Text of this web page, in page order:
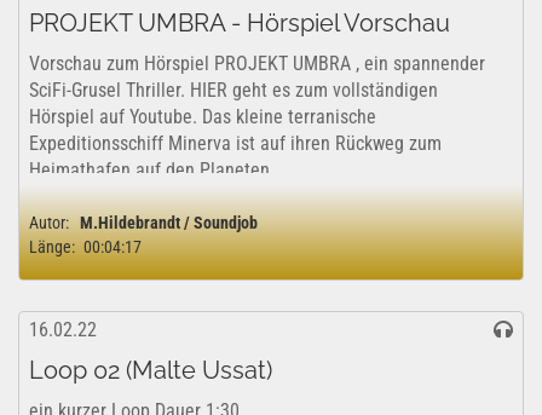
PROJEKT UMBRA - Hörspiel Vorschau
Vorschau zum Hörspiel PROJEKT UMBRA , ein spannender
SciFi-Grusel Thriller. HIER geht es zum vollständigen
Hörspiel auf Youtube. Das kleine terranische
Expeditionsschiff Minerva ist auf ihren Rückweg zum
Heimathafen auf den Planeten...
Autor: M.Hildebrandt / Soundjob
Länge: 00:04:17
16.02.22
Loop 02 (Malte Ussat)